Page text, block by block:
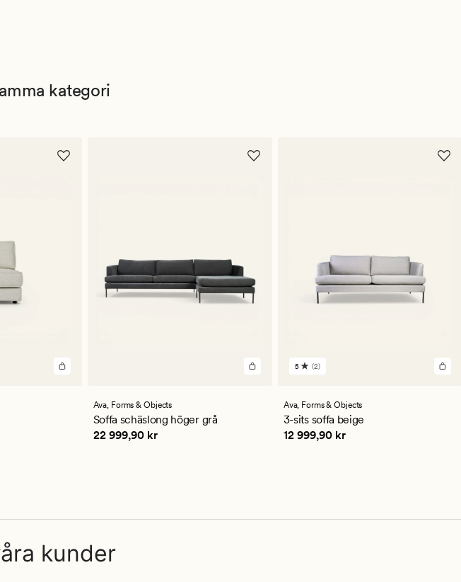
kategori
Ava, Forms & Objects
Soffa schäslong höger grå
Pris 22 999,90 kr
22 999,90 kr
2
ett
genomsnittligt
betyg
på
5 (2)
Ava, Forms & Objects
3-sits soffa beige
Pris 12 999,90 kr
12 999,90 kr
kunder